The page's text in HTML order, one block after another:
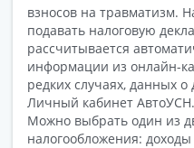
взносов на травматизм.
подавать налоговую
рассчитывается
информации из онлайн-
редких случаях, данных
Личный кабинет АвтоУСН.
Можно выбрать один из
налогообложения: